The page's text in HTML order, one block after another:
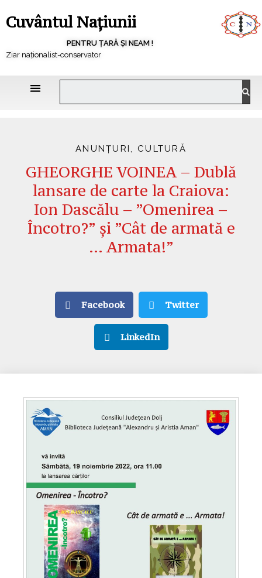
Cuvântul Națiunii
PENTRU ȚARĂ ȘI NEAM !
Ziar naționalist-conservator
ANUNȚURI, CULTURĂ
GHEORGHE VOINEA – Dublă
lansare de carte la Craiova:
Ion Dascălu – ”Omenirea –
Încotro?” și ”Cât de armată e
… Armata!”
Facebook Twitter
LinkedIn